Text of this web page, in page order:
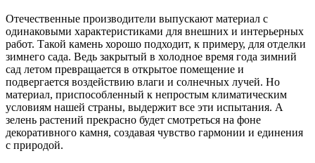
Отечественные производители выпускают материал с
одинаковыми характеристиками для внешних и интерьерных
работ. Такой камень хорошо подходит, к примеру, для отделки
зимнего сада. Ведь закрытый в холодное время года зимний
сад летом превращается в открытое помещение и
подвергается воздействию влаги и солнечных лучей. Но
материал, приспособленный к непростым климатическим
условиям нашей страны, выдержит все эти испытания. А
зелень растений прекрасно будет смотреться на фоне
декоративного камня, создавая чувство гармонии и единения
с природой.